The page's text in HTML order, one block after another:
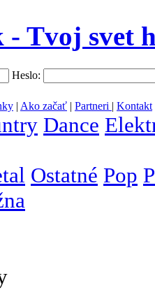
- Tvoj svet
Heslo:
| Ako začať | Partneri | Kontakt
Dance
Ostatné Pop